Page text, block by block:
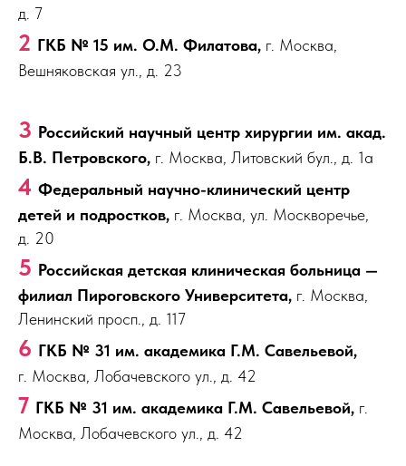
д. 7
2 ГКБ № 15 им. О.М. Филатова, г. Москва,
Вешняковская ул., д. 23
3 Российский научный центр хирургии им. акад.
Б.В. Петровского, г. Москва, Литовский бул., д. 1а
4 Федеральный научно-клинический центр
детей и подростков, г. Москва, ул. Москворечье,
д. 20
5 Российская детская клиническая больница —
филиал Пироговского Университета, г. Москва,
Ленинский просп., д. 117
6 ГКБ № 31 им. академика Г.М. Савельевой,
г. Москва, Лобачевского ул., д. 42
7 ГКБ № 31 им. академика Г.М. Савельевой, г.
Москва, Лобачевского ул., д. 42